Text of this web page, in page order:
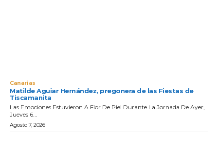
Canarias
Matilde Aguiar Hernández, pregonera de las Fiestas de
Tiscamanita
Las Emociones Estuvieron A Flor De Piel Durante La Jornada De Ayer,
Jueves 6...
Agosto 7, 2026